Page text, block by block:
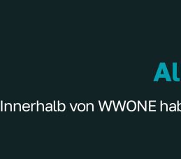
Innerhalb von WWONE